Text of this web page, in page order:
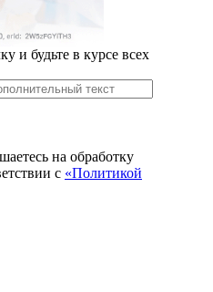
и будьте в курсе всех
на обработку
с «Политикой